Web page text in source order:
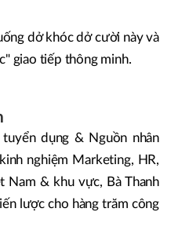
dở khóc dở cười này và
giao tiếp thông minh.
dụng & Nguồn nhân
nghiệm Marketing, HR,
Nam & khu vực, Bà Thanh
lược cho hàng trăm công